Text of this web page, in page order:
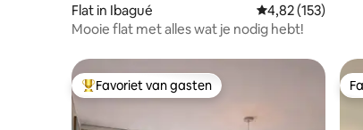
Flat in Ibagué Gemiddelde
4,82 (153)
Mooie flat met alles wat je nodig hebt!
Topfavoriet van gasten
Favoriet van gasten